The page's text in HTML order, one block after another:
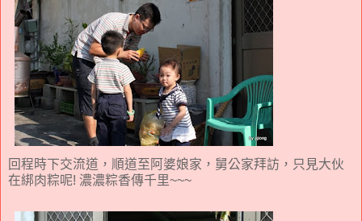
回程時下交流道，順道至阿婆娘家，舅公家拜訪，只見大伙
在綁肉粽呢! 濃濃粽香傳千里~~~